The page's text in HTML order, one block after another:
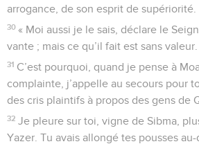
arrogance, de son esprit de supériorité.
30 « Moi aussi je le sais, déclare le
vante ; mais ce qu’il fait est sans valeur.
31 C’est pourquoi, quand je pense à
complainte, j’appelle au secours pour
des cris plaintifs à propos des gens de
32 Je pleure sur toi, vigne de Sibma,
Yazer. Tu avais allongé tes pousses